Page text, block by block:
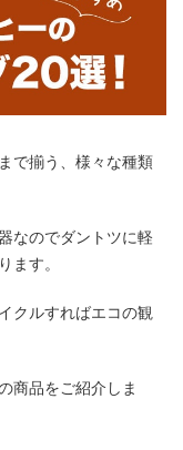
で揃う、様々な種類
なのでダントツに軽
ます。
クルすればエコの観
商品をご紹介しま